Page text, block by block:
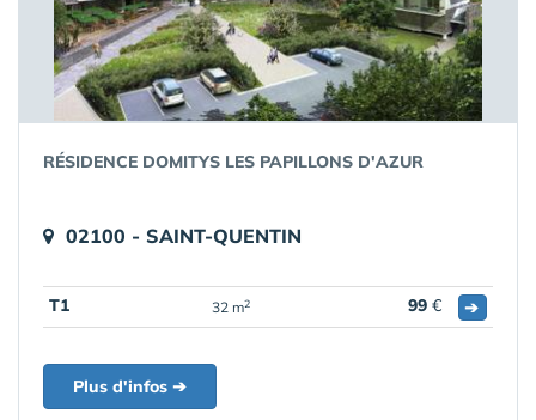
RÉSIDENCE DOMITYS LES PAPILLONS D'AZUR
02100 - SAINT-QUENTIN
T1 32 m2 99 € ➔
Plus d'infos ➔